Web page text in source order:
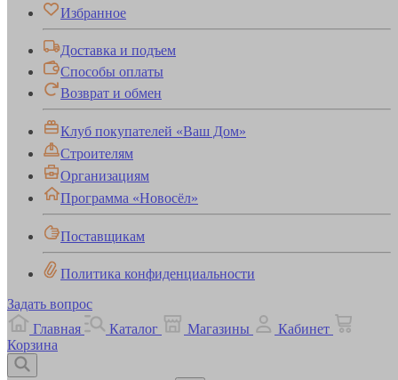
Избранное
Доставка и подъем
Способы оплаты
Возврат и обмен
Клуб покупателей «Ваш Дом»
Строителям
Организациям
Программа «Новосёл»
Поставщикам
Политика конфиденциальности
Задать вопрос
Главная
Каталог Магазины
Кабинет
Корзина